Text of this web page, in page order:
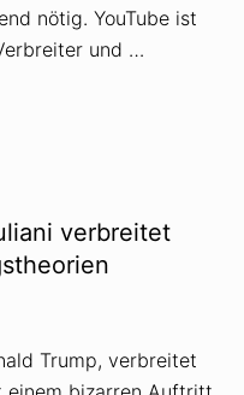
nötig. YouTube ist
und …
verbreitet
Trump, verbreitet